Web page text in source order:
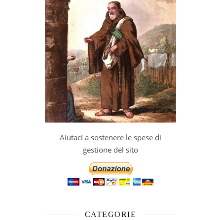
Aiutaci a sostenere le spese di
gestione del sito
CATEGORIE